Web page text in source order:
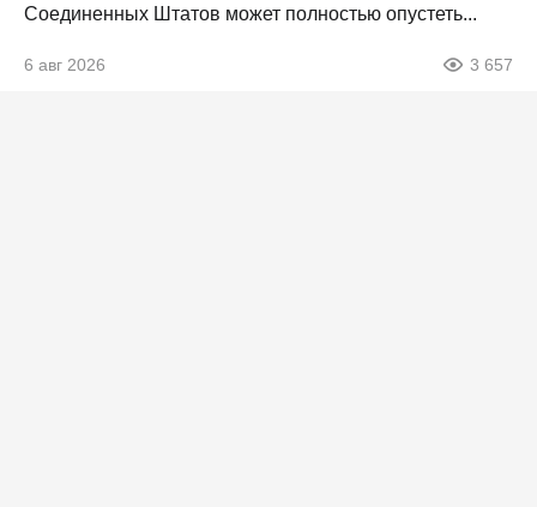
Соединенных Штатов может полностью опустеть...
6 авг 2026 3 657